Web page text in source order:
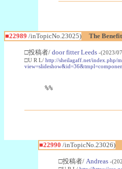
■22989 /inTopicNo.23025) The
□投稿者/ door fitter Leeds -(2023/
□U R L/ http://sheilagaff.net/index.php/
%%
■22990 /inTopicNo.23026)
□投稿者/ Andreas -